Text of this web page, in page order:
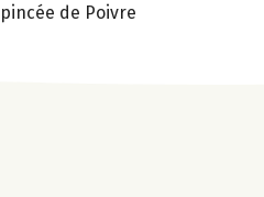
pincée de Poivre